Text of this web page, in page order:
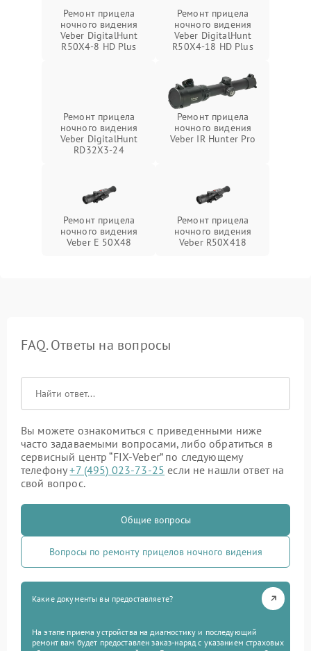
Ремонт прицела
ночного видения
Veber DigitalHunt
R50X4-8 HD Plus
Ремонт прицела
ночного видения
Veber DigitalHunt
R50X4-18 HD Plus
Ремонт прицела
ночного видения
Veber DigitalHunt
RD32X3-24
Ремонт прицела
ночного видения
Veber IR Hunter Pro
Ремонт прицела
ночного видения
Veber E 50X48
Ремонт прицела
ночного видения
Veber R50X418
FAQ. Ответы на вопросы
Вы можете ознакомиться с приведенными ниже
часто задаваемыми вопросами, либо обратиться в
сервисный центр “FIX-Veber” по следующему
телефону+7 (495) 023-73-25 если не нашли ответ на
свой вопрос.
Общие вопросы
Вопросы по ремонту прицелов ночного видения
Какие документы вы предоставляете?
На этапе приема устройства на диагностику и последующий
ремонт вам будет предоставлен заказ-наряд с указанием страховых